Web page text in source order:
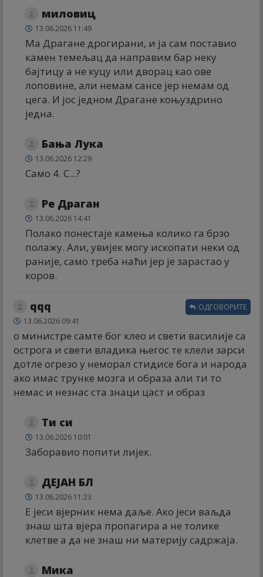
миловиц
13.06.2026 11:49
Ма Драгане дрогирани, и ја сам поставио
камен темељац да направим бар неку
бајтицу а не куцу или дворац као ове
лоповине, али немам сансе јер немам од
цега. И јос једном Драгане коњуздрино
једна.
Бања Лука
13.06.2026 12:29
Само 4. С...?
Ре Драган
13.06.2026 14:41
Полако понестаје камења колико га брзо
полажу. Али, увијек могу ископати неки од
раније, само треба наћи јер је зарастао у
коров.
qqq
13.06.2026 09:41
о министре самте бог клео и свети василије са
острога и свети владика његос те клели зарси
дотле огрезо у неморал стидисе бога и народа
ако имас трунке мозга и образа али ти то
немас и незнас ста знаци цаст и образ
ОДГОВОРИТЕ
Ти си
13.06.2026 10:01
Заборавио попити лијек.
ДЕЈАН БЛ
13.06.2026 11:23
Е јеси вјерник нема даље. Ако јеси ваљда
знаш шта вјера пропагира а не толике
клетве а да не знаш ни материју садржаја.
Мика